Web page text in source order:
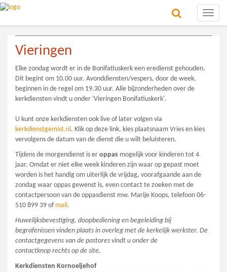
Toggle
Vieringen
Elke zondag wordt er in de Bonifatiuskerk een eredienst gehouden.
Dit begint om 10.00 uur. Avonddiensten/vespers, door de week,
beginnen in de regel om 19.30 uur. Alle bijzonderheden over de
kerkdiensten vindt u onder 'Vieringen Bonifatiuskerk'.
U kunt onze kerkdiensten ook live of later volgen via
kerkdienstgemist.nl. Klik op deze link, kies plaatsnaam Vries en kies
vervolgens de datum van de dienst die u wilt beluisteren.
Tijdens de morgendienst is er oppas mogelijk voor kinderen tot 4
jaar. Omdat er niet elke week kinderen zijn waar op gepast moet
worden is het handig om uiterlijk de vrijdag, voorafgaande aan de
zondag waar oppas gewenst is, even contact te zoeken met de
contactpersoon van de oppasdienst mw. Marije Koops, telefoon 06-
510 899 39 of mail.
Huwelijksbevestiging, doopbediening en begeleiding bij
begrafenissen vinden plaats in overleg met de kerkelijk werkster. De
contactgegevens van de pastores vindt u onder de
contactknop rechts op de site.
Kerkdiensten Kornoeljehof